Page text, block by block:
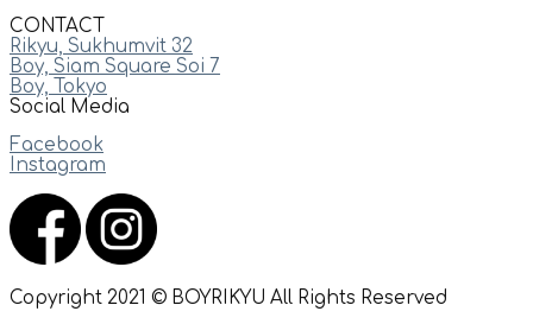
CONTACT
Rikyu, Sukhumvit 32
Boy, Siam Square Soi 7
Boy, Tokyo
Social Media
Facebook
Instagram
Copyright 2021 © BOYRIKYU All Rights Reserved